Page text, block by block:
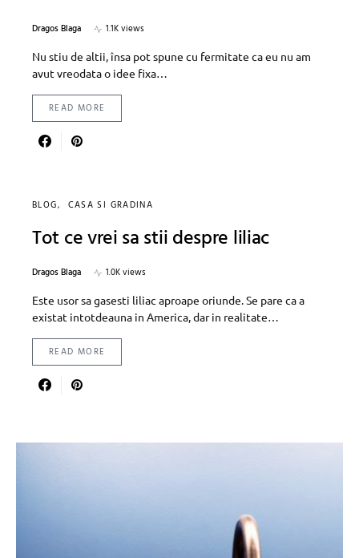
Dragos Blaga
1.1K views
Nu stiu de altii, însa pot spune cu fermitate ca eu nu am
avut vreodata o idee fixa…
READ MORE
BLOG CASA SI GRADINA
Tot ce vrei sa stii despre liliac
Dragos Blaga
1.0K views
Este usor sa gasesti liliac aproape oriunde. Se pare ca a
existat intotdeauna in America, dar in realitate…
READ MORE